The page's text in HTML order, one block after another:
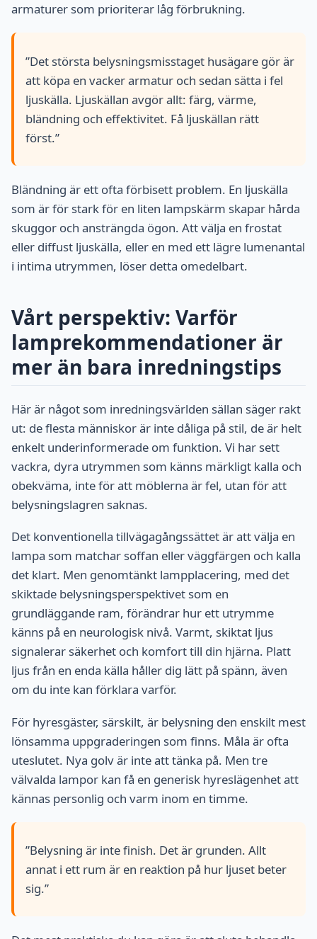
armaturer som prioriterar låg förbrukning.
”Det största belysningsmisstaget husägare gör är
att köpa en vacker armatur och sedan sätta i fel
ljuskälla. Ljuskällan avgör allt: färg, värme,
bländning och effektivitet. Få ljuskällan rätt
först.”
Bländning är ett ofta förbisett problem. En ljuskälla
som är för stark för en liten lampskärm skapar hårda
skuggor och ansträngda ögon. Att välja en frostat
eller diffust ljuskälla, eller en med ett lägre lumenantal
i intima utrymmen, löser detta omedelbart.
Vårt perspektiv: Varför
lamprekommendationer är
mer än bara inredningstips
Här är något som inredningsvärlden sällan säger rakt
ut: de flesta människor är inte dåliga på stil, de är helt
enkelt underinformerade om funktion. Vi har sett
vackra, dyra utrymmen som känns märkligt kalla och
obekväma, inte för att möblerna är fel, utan för att
belysningslagren saknas.
Det konventionella tillvägagångssättet är att välja en
lampa som matchar soffan eller väggfärgen och kalla
det klart. Men genomtänkt lampplacering, med det
skiktade belysningsperspektivet som en
grundläggande ram, förändrar hur ett utrymme
känns på en neurologisk nivå. Varmt, skiktat ljus
signalerar säkerhet och komfort till din hjärna. Platt
ljus från en enda källa håller dig lätt på spänn, även
om du inte kan förklara varför.
För hyresgäster, särskilt, är belysning den enskilt mest
lönsamma uppgraderingen som finns. Måla är ofta
uteslutet. Nya golv är inte att tänka på. Men tre
välvalda lampor kan få en generisk hyreslägenhet att
kännas personlig och varm inom en timme.
”Belysning är inte finish. Det är grunden. Allt
annat i ett rum är en reaktion på hur ljuset beter
sig.”